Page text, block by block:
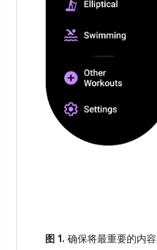
图 1. 确保将最重要的内